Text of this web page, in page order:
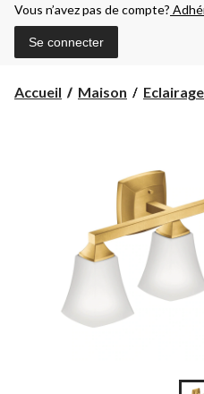
Vous n’avez pas de compte?
Se connecter
Accueil Maison Eclairage